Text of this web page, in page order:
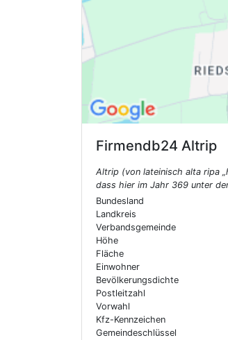
Firmendb24 Altrip
Altrip (von lateinisch alta ripa
dass hier im Jahr 369 unter
Bundesland
Landkreis
Verbandsgemeinde
Höhe
Fläche
Einwohner
Bevölkerungsdichte
Postleitzahl
Vorwahl
Kfz-Kennzeichen
Gemeindeschlüssel